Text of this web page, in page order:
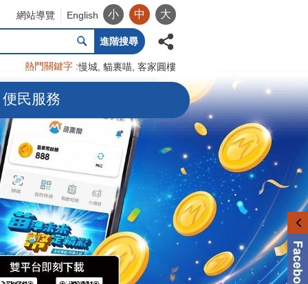
網站導覽 English 小 中 大
進階搜尋
熱門關鍵字 慢城 貓裏喵 客家圓樓
便民服務